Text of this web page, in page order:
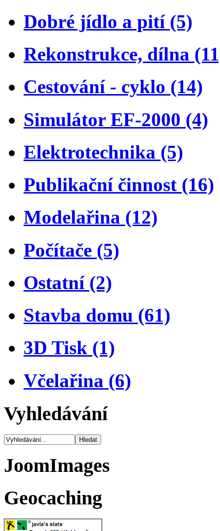
Dobré jídlo a pití (5)
Rekonstrukce, dílna
Cestování - cyklo (14)
Simulátor EF-2000 (4)
Elektrotechnika (5)
Publikační činnost (16)
Modelařina (12)
Počítače (5)
Ostatní (2)
Stavba domu (61)
3D Tisk (1)
Včelařina (6)
Vyhledávání
JoomImages
Geocaching